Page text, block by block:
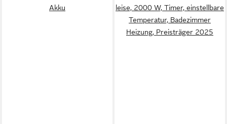
Akku
leise, 2000 W, Timer, einstellbare
Temperatur, Badezimmer
Heizung, Preisträger 2025